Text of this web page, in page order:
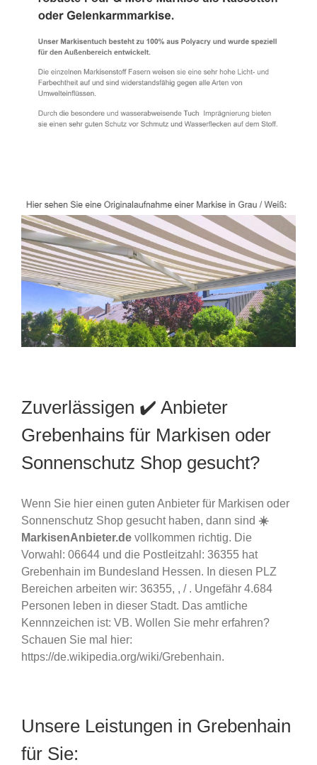
Zuverlässigen ✔️ Anbieter
Grebenhains für Markisen oder
Sonnenschutz Shop gesucht?
Wenn Sie hier einen guten Anbieter für Markisen oder
Sonnenschutz Shop gesucht haben, dann sind ☀️
MarkisenAnbieter.de vollkommen richtig. Die
Vorwahl: 06644 und die Postleitzahl: 36355 hat
Grebenhain im Bundesland Hessen. In diesen PLZ
Bereichen arbeiten wir: 36355, , / . Ungefähr 4.684
Personen leben in dieser Stadt. Das amtliche
Kennnzeichen ist: VB. Wollen Sie mehr erfahren?
Schauen Sie mal hier:
https://de.wikipedia.org/wiki/Grebenhain.
Unsere Leistungen in Grebenhain
für Sie: